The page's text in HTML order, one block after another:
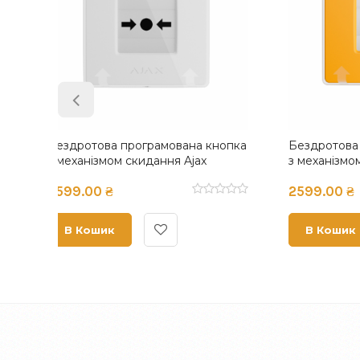
Бездротова програмована кнопка
з механізмом скидання Ajax
2599.00 ₴
В Кошик
двома
EN54
В